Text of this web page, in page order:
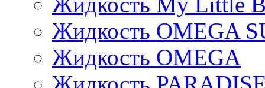
Жидкость OMEGA
Жидкость OMEGA